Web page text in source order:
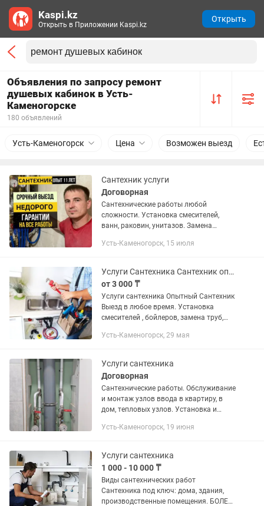
Объявления по запросу ремонт
душевых кабинок в Усть-
Каменогорске
180 объявлений
Усть-Каменогорск Цена Возможен выезд
Сантехник услуги
Договорная
Сантехнические работы любой
сложности. Установка смесителей,
ванн, раковин, унитазов. Замена
полипропилена. Прочистка
другое. Звоните...
Усть-Каменогорск, 15 июля
Услуги Сантехника Сантехник опытный работы любой сложности
от 3 000 ₸
Услуги сантехника Опытный Сантехник
Выезд в любое время. Установка
смесителей , бойлеров, замена труб,
Усть-Каменогорск, 29 мая
Услуги сантехника
Договорная
Сантехнические работы. Обслуживание
и монтаж узлов ввода в квартиру, в
дом, тепловых узлов. Установка и
монтаж (замена) труб отопления,
Усть-Каменогорск, 19 июня
Услуги сантехника
1 000 - 10 000 ₸
Виды сантехнических работ
Сантехника под ключ: дома, здания,
производственные помещения. БОЛЕЕ
Kaspi.kz
Открыть в Приложении Kaspi.kz
Открыть